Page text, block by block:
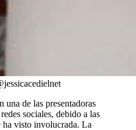
una de las presentadoras
sociales, debido a las
ha visto involucrada. La